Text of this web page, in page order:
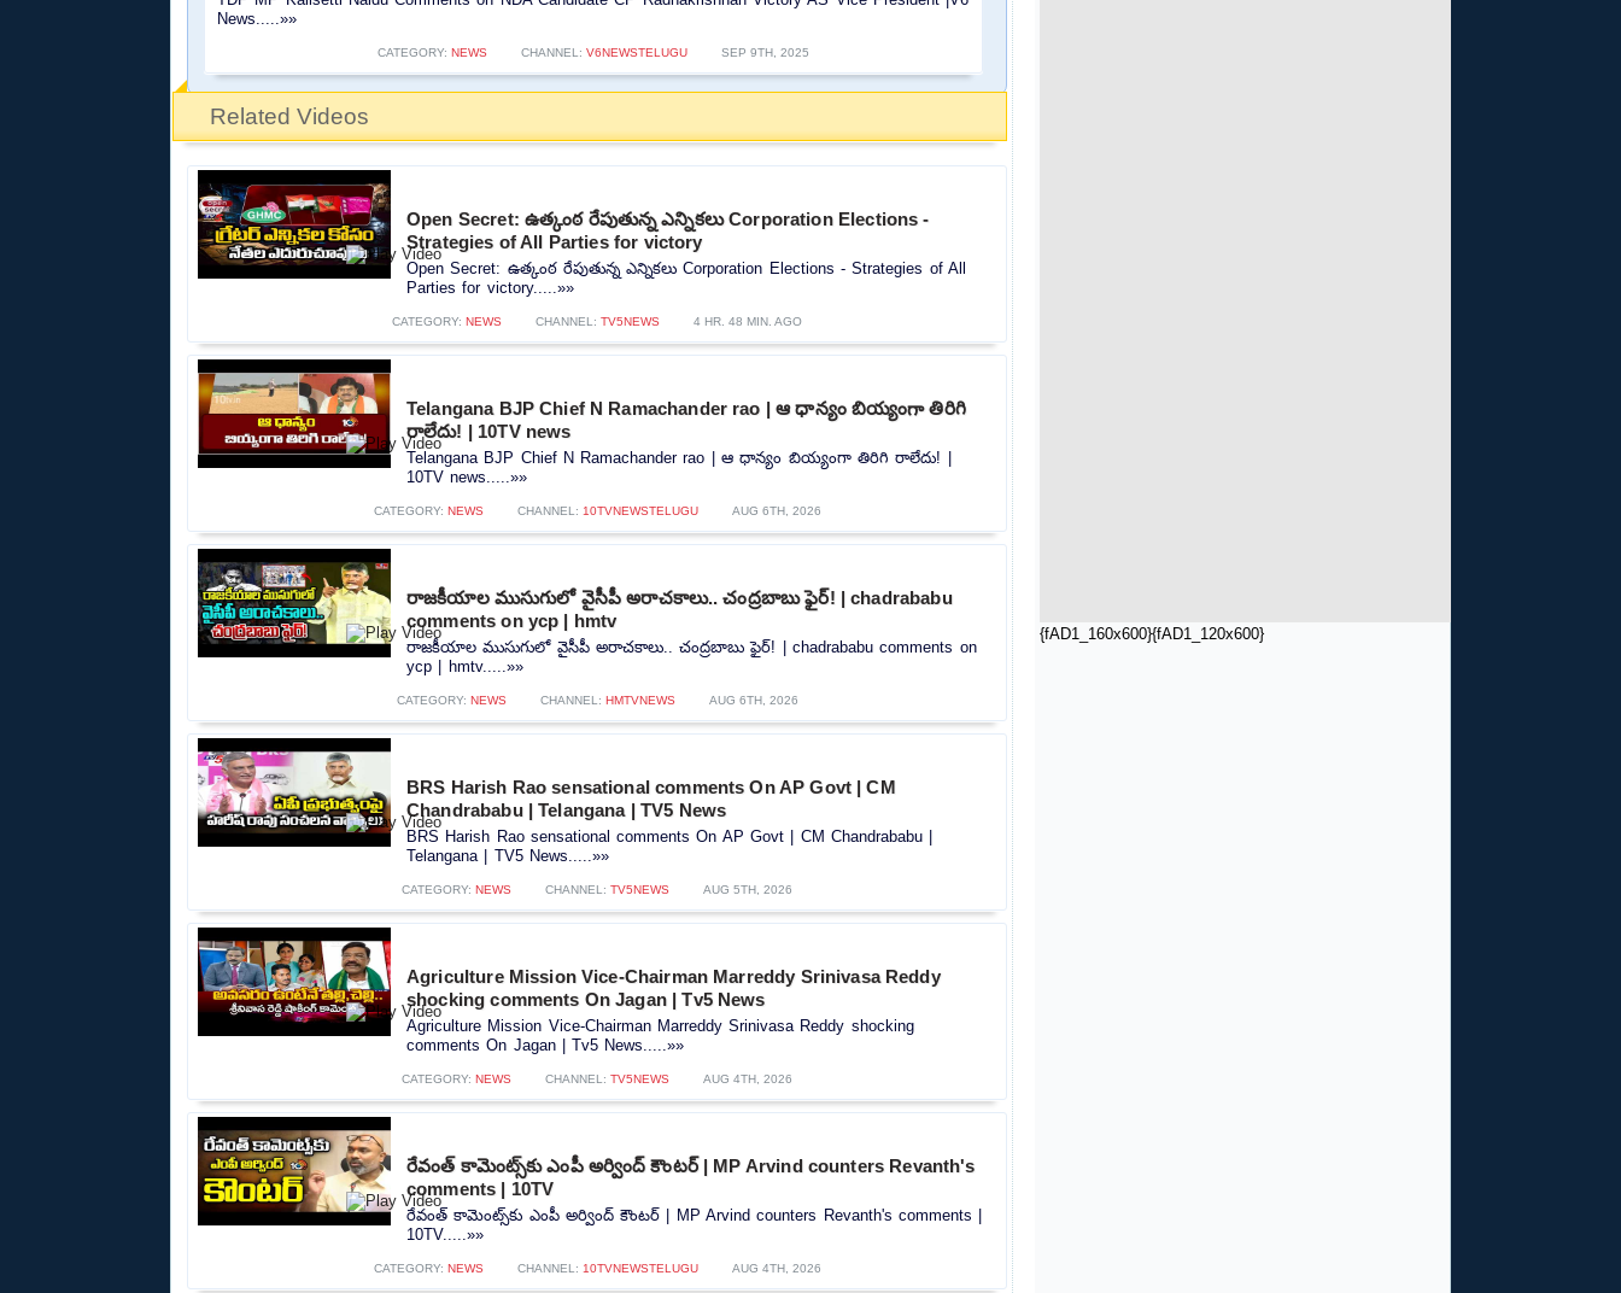
{fAD1_160x600}{fAD1_120x600}
News.....»»
CATEGORY: NEWS CHANNEL: V6NEWSTELUGU SEP 9TH, 2025
Related Videos
Open Secret: ఉత్కంఠ రేపుతున్న ఎన్నికలు Corporation Elections -
Strategies of All Parties for victory
Open Secret: ఉత్కంఠ రేపుతున్న ఎన్నికలు Corporation Elections - Strategies of All
Parties for victory.....»»
CATEGORY: NEWS CHANNEL: TV5NEWS 4 HR. 48 MIN. AGO
Telangana BJP Chief N Ramachander rao | ఆ ధాన్యం బియ్యంగా తిరిగి
రాలేదు! | 10TV news
Telangana BJP Chief N Ramachander rao | ఆ ధాన్యం బియ్యంగా తిరిగి రాలేదు! |
10TV news.....»»
CATEGORY: NEWS CHANNEL: 10TVNEWSTELUGU AUG 6TH, 2026
రాజకీయాల ముసుగులో వైసీపీ అరాచకాలు.. చంద్రబాబు ఫైర్! | chadrababu
comments on ycp | hmtv
రాజకీయాల ముసుగులో వైసీపీ అరాచకాలు.. చంద్రబాబు ఫైర్! | chadrababu comments on
ycp | hmtv.....»»
CATEGORY: NEWS CHANNEL: HMTVNEWS AUG 6TH, 2026
BRS Harish Rao sensational comments On AP Govt | CM
Chandrababu | Telangana | TV5 News
BRS Harish Rao sensational comments On AP Govt | CM Chandrababu |
Telangana | TV5 News.....»»
CATEGORY: NEWS CHANNEL: TV5NEWS AUG 5TH, 2026
Agriculture Mission Vice-Chairman Marreddy Srinivasa Reddy
shocking comments On Jagan | Tv5 News
Agriculture Mission Vice-Chairman Marreddy Srinivasa Reddy shocking
comments On Jagan | Tv5 News.....»»
CATEGORY: NEWS CHANNEL: TV5NEWS AUG 4TH, 2026
రేవంత్ కామెంట్స్‌కు ఎంపీ అర్వింద్ కౌంటర్ | MP Arvind counters Revanth's
comments | 10TV
రేవంత్ కామెంట్స్‌కు ఎంపీ అర్వింద్ కౌంటర్ | MP Arvind counters Revanth's comments |
10TV.....»»
CATEGORY: NEWS CHANNEL: 10TVNEWSTELUGU AUG 4TH, 2026